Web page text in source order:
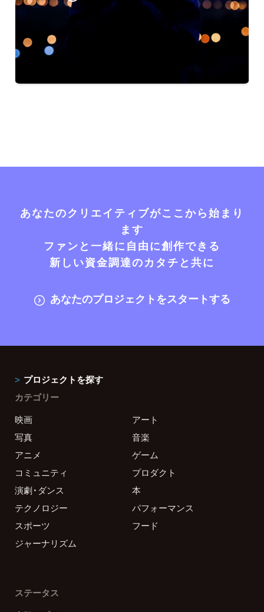
あなたのクリエイティブがここから始まり
ます
ファンと一緒に自由に創作できる
新しい資金調達のカタチと共に
あなたのプロジェクトをスタートする
プロジェクトを探す
カテゴリー
映画
アート
写真
音楽
アニメ
ゲーム
コミュニティ
プロダクト
演劇・ダンス
本
テクノロジー
パフォーマンス
スポーツ
フード
ジャーナリズム
ステータス